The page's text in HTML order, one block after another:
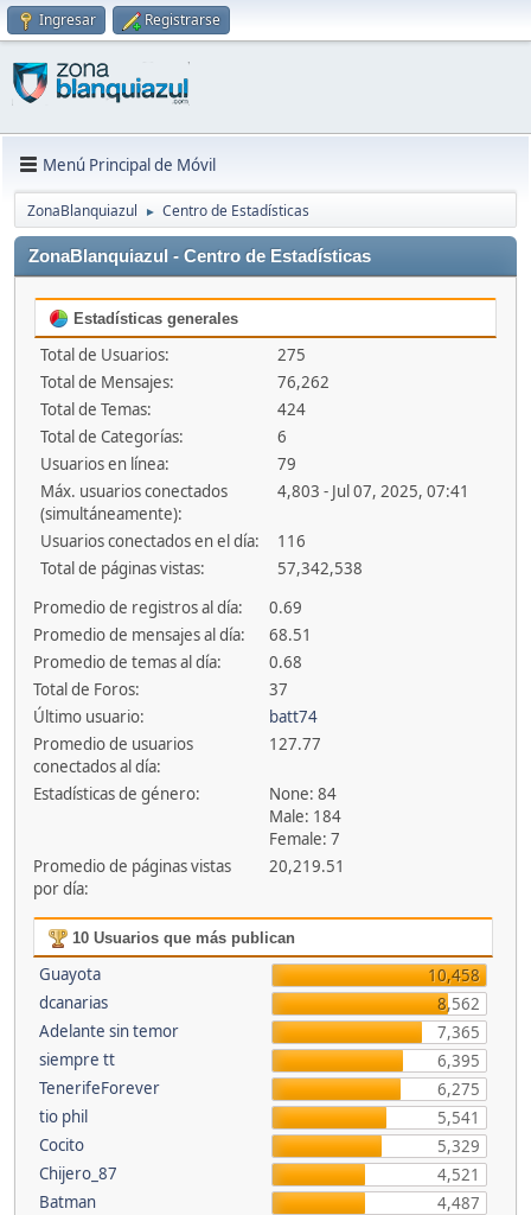
Ingresar Registrarse
Menú Principal de Móvil
ZonaBlanquiazul ► Centro de Estadísticas
ZonaBlanquiazul - Centro de Estadísticas
Estadísticas generales
Total de Usuarios:
275
Total de Mensajes:
76,262
Total de Temas:
424
Total de Categorías:
6
Usuarios en línea:
79
Máx. usuarios conectados
(simultáneamente):
4,803 - Jul 07, 2025, 07:41
Usuarios conectados en el día:
116
Total de páginas vistas:
57,342,538
Promedio de registros al día:
0.69
Promedio de mensajes al día:
68.51
Promedio de temas al día:
0.68
Total de Foros:
37
Último usuario:
batt74
Promedio de usuarios
conectados al día:
127.77
Estadísticas de género:
None: 84
Male: 184
Female: 7
Promedio de páginas vistas
por día:
20,219.51
10 Usuarios que más publican
Guayota
10,458
dcanarias
8,562
Adelante sin temor
7,365
siempre tt
6,395
TenerifeForever
6,275
tio phil
5,541
Cocito
5,329
Chijero_87
4,521
Batman
4,487